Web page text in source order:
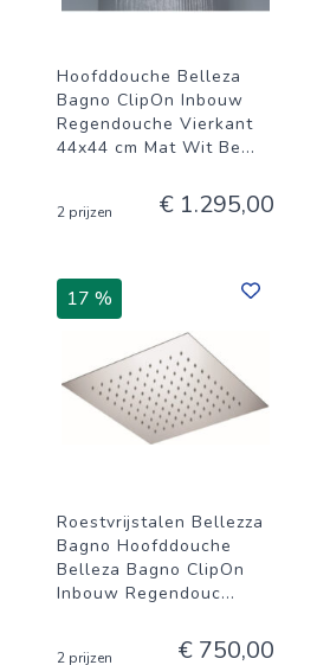
Hoofddouche Belleza
Bagno ClipOn Inbouw
Regendouche Vierkant
44x44 cm Mat Wit Be...
2 prijzen € 1.295,00
17 %
Roestvrijstalen Bellezza
Bagno Hoofddouche
Belleza Bagno ClipOn
Inbouw Regendouc...
2 prijzen € 750,00